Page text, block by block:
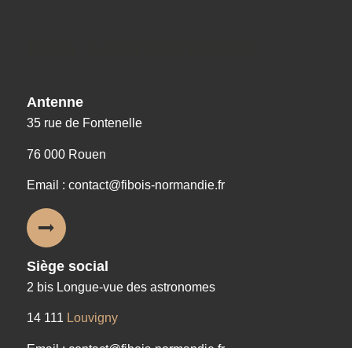
Antenne
35 rue de Fontenelle
76 000 Rouen
Email : contact@fibois-normandie.fr
Siège social
2 bis Longue-vue des astronomes
14 111 Louvigny